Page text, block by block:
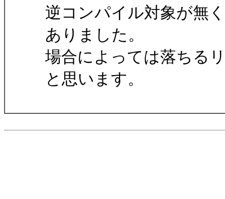
逆コンパイル対象が無
ありました。
場合によっては落ちる
と思います。